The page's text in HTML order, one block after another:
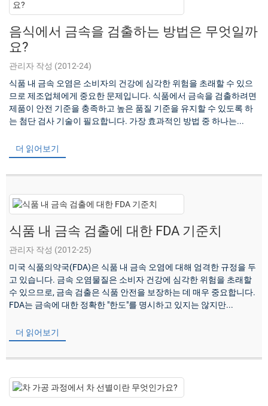
음식에서 금속을 검출하는 방법은 무엇일까
요?
관리자 작성 (2012-24)
식품 내 금속 오염은 소비자의 건강에 심각한 위험을 초래할 수 있으
므로 제조업체에게 중요한 문제입니다. 식품에서 금속을 검출하려면
제품이 안전 기준을 충족하고 높은 품질 기준을 유지할 수 있도록 하
는 첨단 검사 기술이 필요합니다. 가장 효과적인 방법 중 하나는...
더 읽어보기
식품 내 금속 검출에 대한 FDA 기준치
관리자 작성 (2012-25)
미국 식품의약국(FDA)은 식품 내 금속 오염에 대해 엄격한 규정을 두
고 있습니다. 금속 오염물질은 소비자 건강에 심각한 위험을 초래할
수 있으므로, 금속 검출은 식품 안전을 보장하는 데 매우 중요합니다.
FDA는 금속에 대한 정확한 "한도"를 명시하고 있지는 않지만...
더 읽어보기